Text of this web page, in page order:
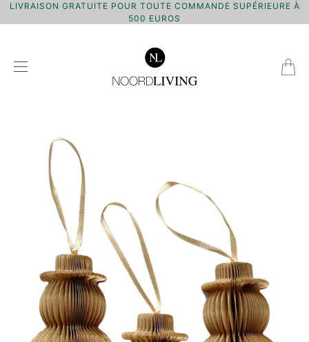
LIVRAISON GRATUITE POUR TOUTE COMMANDE SUPÉRIEURE À
500 EUROS